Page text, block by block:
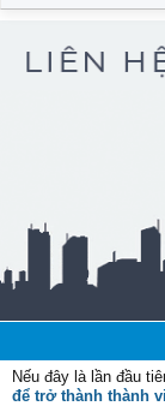
Nếu đây là lần đầu
để trở thành thành